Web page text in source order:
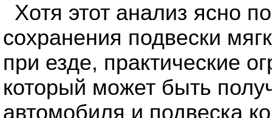
Хотя этот анализ ясно
сохранения подвески
при езде, практические
который может быть
автомобиля и подвеска